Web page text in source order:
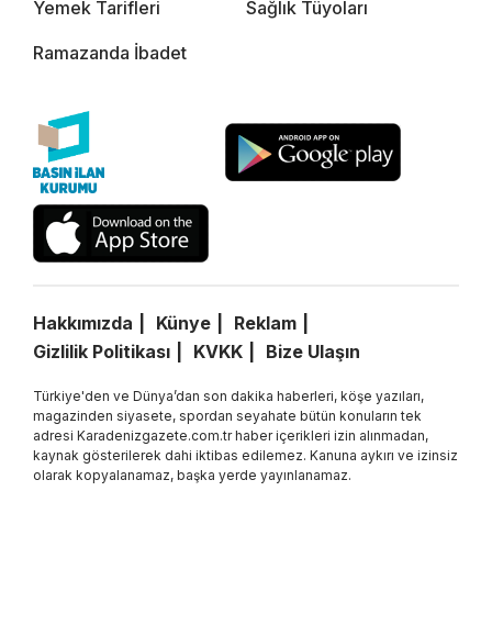
Yemek Tarifleri Sağlık Tüyoları
Ramazanda İbadet
Hakkımızda Künye
Reklam
Gizlilik Politikası
KVKK Bize Ulaşın
Türkiye'den ve Dünya’dan son dakika haberleri, köşe yazıları,
magazinden siyasete, spordan seyahate bütün konuların tek
adresi Karadenizgazete.com.tr haber içerikleri izin alınmadan,
kaynak gösterilerek dahi iktibas edilemez. Kanuna aykırı ve izinsiz
olarak kopyalanamaz, başka yerde yayınlanamaz.